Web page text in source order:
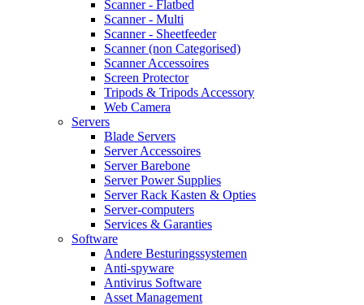
Scanner - Flatbed
Scanner - Multi
Scanner - Sheetfeeder
Scanner (non Categorised)
Scanner Accessoires
Screen Protector
Tripods & Tripods Accessory
Web Camera
Servers
Blade Servers
Server Accessoires
Server Barebone
Server Power Supplies
Server Rack Kasten & Opties
Server-computers
Services & Garanties
Software
Andere Besturingssystemen
Anti-spyware
Antivirus Software
Asset Management